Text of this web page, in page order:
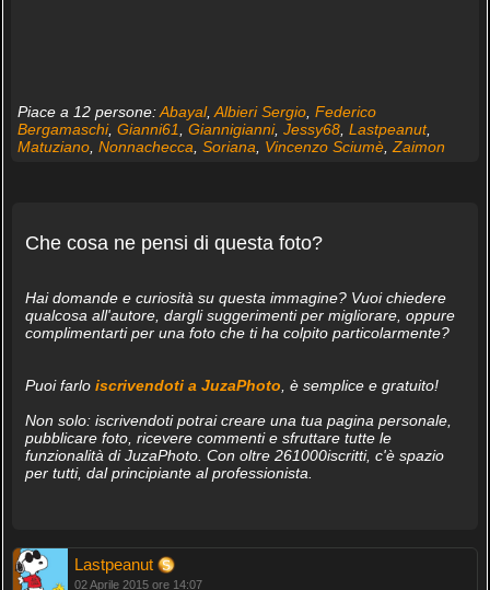
Piace a 12 persone:Abayal,Albieri Sergio, Federico
Bergamaschi, Gianni61, Giannigianni, Jessy68, Lastpeanut,
Matuziano, Nonnachecca, Soriana, Vincenzo Sciumè,Zaimon
Che cosa ne pensi di questa foto?
Hai domande e curiosità su questa immagine? Vuoi chiedere
qualcosa all'autore, dargli suggerimenti per migliorare, oppure
complimentarti per una foto che ti ha colpito particolarmente?
Puoi farlo iscrivendoti a JuzaPhoto, è semplice e gratuito!
Non solo: iscrivendoti potrai creare una tua pagina personale,
pubblicare foto, ricevere commenti e sfruttare tutte le
funzionalità di JuzaPhoto. Con oltre 261000iscritti, c'è spazio
per tutti, dal principiante al professionista.
Lastpeanut
02 Aprile 2015 ore 14:07